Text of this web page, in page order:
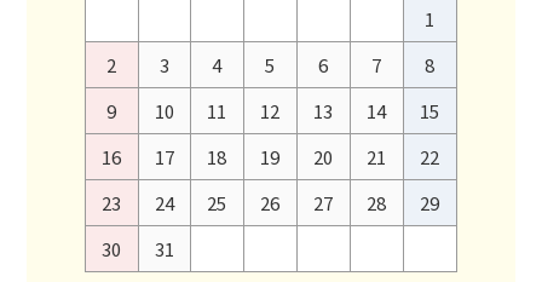
1
2
3 4 5 6 7
8
9
10 11 12 13 14
15
16
17 18 19 20 21
22
23
24 25 26 27 28
29
30
31